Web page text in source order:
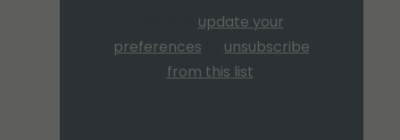
update your
preferences
unsubscribe
from this list